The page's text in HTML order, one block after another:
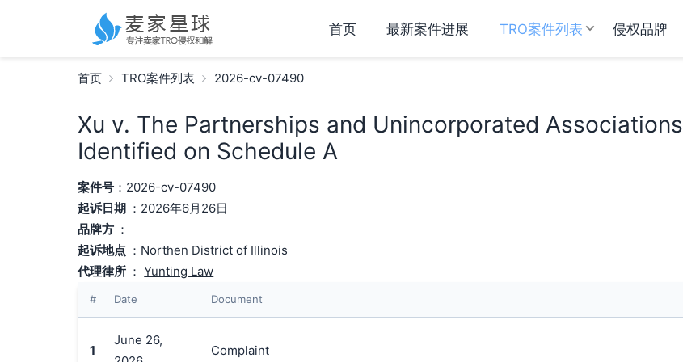
首页 最新案件进展 TRO案件列表 侵权品牌
首页 TRO案件列表 2026-cv-07490
Xu v. The Partnerships and Unincorporated Associations
Identified on Schedule A
案件号：2026-cv-07490
起诉日期 ：2026年6月26日
品牌方 ：
起诉地点 ：Northen District of Illinois
代理律所 ：Yunting Law
# Date Document
1
June 26,
Complaint